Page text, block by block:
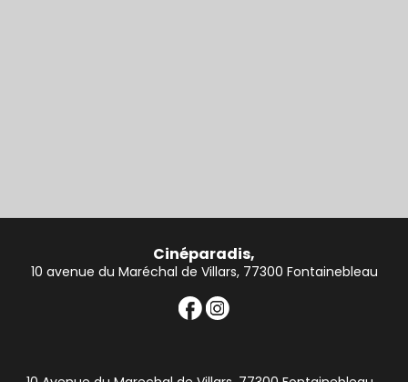
Cinéparadis,
10 avenue du Maréchal de Villars, 77300 Fontainebleau